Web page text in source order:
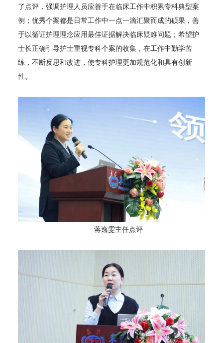
了点评，强调护理人员应善于在临床工作中积累专科典型案
例；优秀个案都是日常工作中一点一滴汇聚而成的硕果，善
于以循证护理理念应用最佳证据解决临床疑难问题；希望护
士长正确引导护士重视专科个案的收集，在工作中勤学苦
练，不断反思和改进，使专科护理更加规范化和具有创新
性。
蒋逸雯主任点评